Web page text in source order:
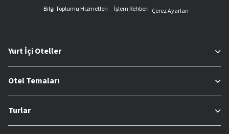
Bilgi Toplumu Hizmetleri
İşlem Rehberi Çerez Ayarları
Yurt İçi Oteller
Otel Temaları
Turlar